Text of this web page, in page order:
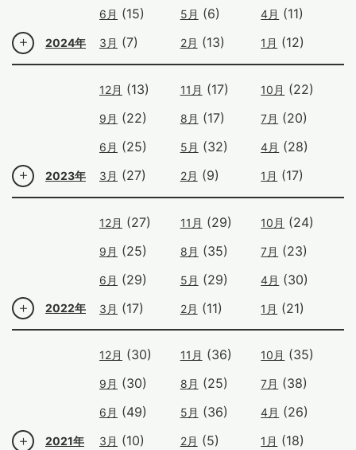
2024年
6月 (15) 5月 (6) 4月 (11)
3月 (7) 2月 (13) 1月 (12)
2023年
12月 (13) 11月 (17) 10月 (22)
9月 (22) 8月 (17) 7月 (20)
6月 (25) 5月 (32) 4月 (28)
3月 (27) 2月 (9) 1月 (17)
2022年
12月 (27) 11月 (29) 10月 (24)
9月 (25) 8月 (35) 7月 (23)
6月 (29) 5月 (29) 4月 (30)
3月 (17) 2月 (11) 1月 (21)
2021年
12月 (30) 11月 (36) 10月 (35)
9月 (30) 8月 (25) 7月 (38)
6月 (49) 5月 (36) 4月 (26)
3月 (10) 2月 (5) 1月 (18)